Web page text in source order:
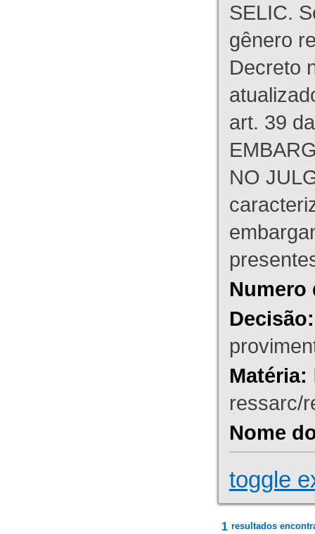
SELIC.
gênero
Decreto
art. 39
NO
Numero
Decisão:
Matéria:
ressarc/
Nome
toggle
1 resultados